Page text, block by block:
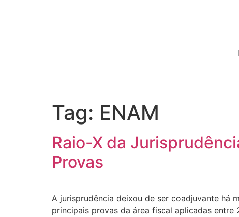
Tag: ENAM
Raio-X da
Provas
A jurisprudência deixou de ser coadjuvante há
principais provas da área fiscal aplicadas